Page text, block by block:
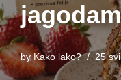
byKako lako? 25